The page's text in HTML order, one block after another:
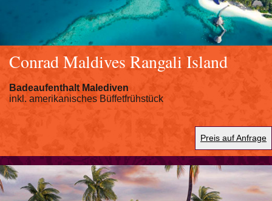
Conrad Maldives Rangali Island
Badeaufenthalt Malediven
inkl. amerikanisches Büffetfrühstück
Preis auf Anfrage